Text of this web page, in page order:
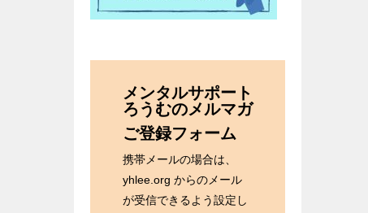
メンタルサポート
ろうむのメルマガ
ご登録フォーム
携帯メールの場合は、
yhlee.org からのメール
が受信できるよう設定し